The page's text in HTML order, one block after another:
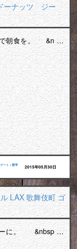
ーナッツ ジー
で朝食を。 &n …
ート • 甕雫 2015年05月30日
LAX 歌舞伎町 ゴ
ーに。 &nbsp …